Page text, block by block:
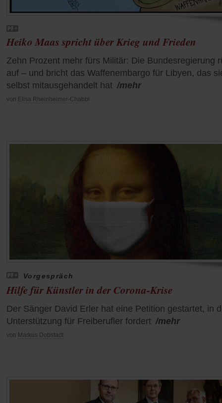
Heiko Maas spricht über Krieg und Frieden
Zehn Prozent mehr fürs Militär: Die Bundesregierung
auf – und bricht das Waffenembargo für Libyen, das
selbst mitausgehandelt hat /mehr
von Elisa Rheinheimer-Chabbi
Vorgespräch
Hilfe für Künstler in der Corona-Krise
Der Sänger David Erler hat eine Petition gestartet, in
Unterstützung für Freiberufler fordert /mehr
von Markus Dobstadt